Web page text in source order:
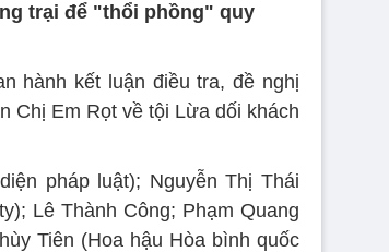
trại để "thổi phồng" quy
hành kết luận điều tra, đề nghị
Chị Em Rọt về tội Lừa dối khách
pháp luật); Nguyễn Thị Thái
Lê Thành Công; Phạm Quang
Tiên (Hoa hậu Hòa bình quốc